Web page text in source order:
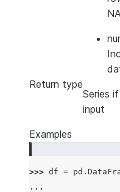
Return type
Series
input
Examples
>>> df = pd .
...